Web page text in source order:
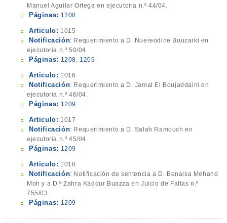
Manuel Aguilar Ortega en ejecutoria n.º 44/04.
Páginas: 1208
Articulo: 1015
Notificación: Requerimiento a D. Nuereodine Bouzarki en
ejecutoria n.º 50/04.
Páginas: 1208, 1209
Articulo: 1016
Notificación: Requerimiento a D. Jamal El Boujaddaini en
ejecutoria n.º 46/04.
Páginas: 1209
Articulo: 1017
Notificación: Requerimiento a D. Salah Ramouch en
ejecutoria n.º 45/04.
Páginas: 1209
Articulo: 1018
Notificación: Notificación de sentencia a D. Benaisa Mehand
Moh y a D.ª Zahra Kaddur Buazza en Juicio de Faltas n.º
755/03.
Páginas: 1209